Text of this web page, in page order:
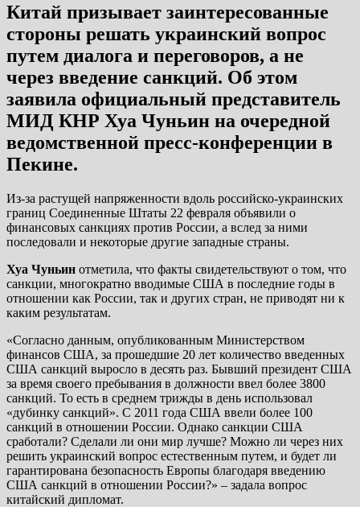
Китай призывает заинтересованные
стороны решать украинский вопрос
путем диалога и переговоров, а не
через введение санкций. Об этом
заявила официальный представитель
МИД КНР Хуа Чуньин на очередной
ведомственной пресс-конференции в
Пекине.
Из-за растущей напряженности вдоль российско-украинских
границ Соединенные Штаты 22 февраля объявили о
финансовых санкциях против России, а вслед за ними
последовали и некоторые другие западные страны.
Хуа Чуньин отметила, что факты свидетельствуют о том, что
санкции, многократно вводимые США в последние годы в
отношении как России, так и других стран, не приводят ни к
каким результатам.
«Согласно данным, опубликованным Министерством
финансов США, за прошедшие 20 лет количество введенных
США санкций выросло в десять раз. Бывший президент США
за время своего пребывания в должности ввел более 3800
санкций. То есть в среднем трижды в день использовал
«дубинку санкций». С 2011 года США ввели более 100
санкций в отношении России. Однако санкции США
сработали? Сделали ли они мир лучше? Можно ли через них
решить украинский вопрос естественным путем, и будет ли
гарантирована безопасность Европы благодаря введению
США санкций в отношении России?» – задала вопрос
китайский дипломат.